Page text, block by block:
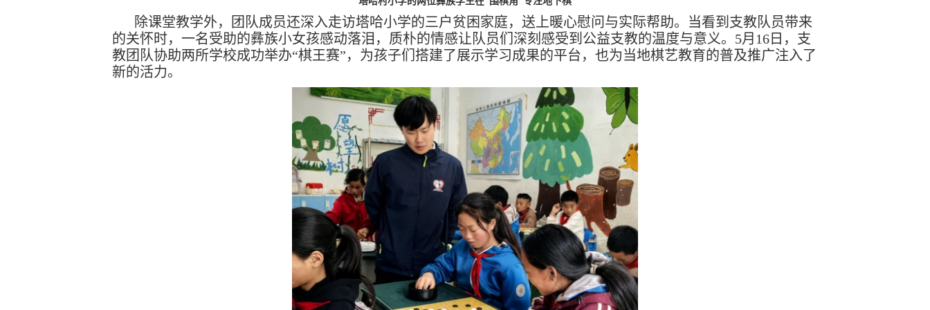
除课堂教学外，团队成员还深入走访塔哈小学的三户贫困家庭，送上暖心慰问与实际帮助。当看到支教队员带来
的关怀时，一名受助的彝族小女孩感动落泪，质朴的情感让队员们深刻感受到公益支教的温度与意义。5月16日，支
教团队协助两所学校成功举办“棋王赛”，为孩子们搭建了展示学习成果的平台，也为当地棋艺教育的普及推广注入了
新的活力。